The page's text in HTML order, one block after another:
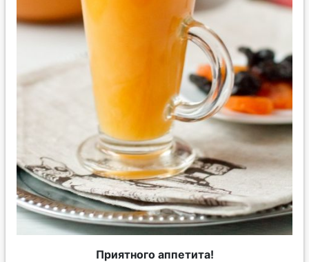
Приятного аппетита!